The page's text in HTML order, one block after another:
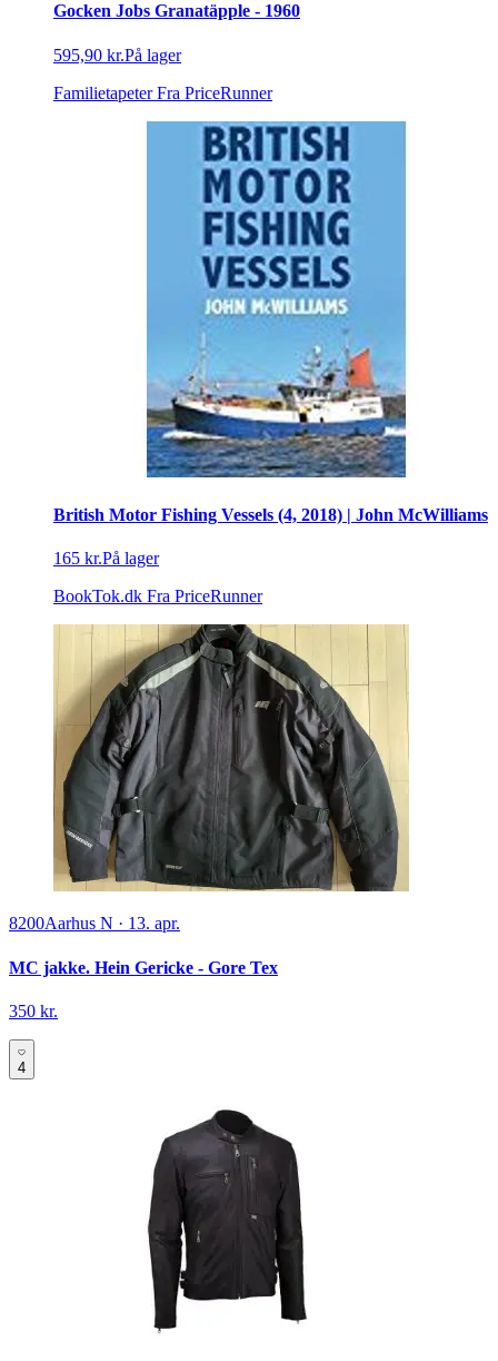
Gocken Jobs Granatäpple - 1960
595,90 kr.På lager
Familietapeter Fra PriceRunner
British Motor Fishing Vessels (4, 2018) | John McWilliams
165 kr.På lager
BookTok.dk Fra PriceRunner
8200Aarhus N · 13. apr.
MC jakke. Hein Gericke - Gore Tex
350 kr.
4